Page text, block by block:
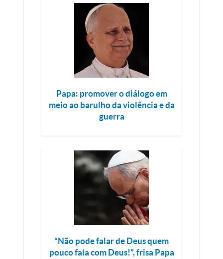
Papa: promover o diálogo em
meio ao barulho da violência e da
guerra
“Não pode falar de Deus quem
pouco fala com Deus!”, frisa Papa